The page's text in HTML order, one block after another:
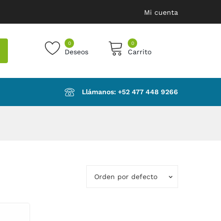
Mi cuenta
0
Deseos
0
Carrito
products in the cart.
Llámanos: ‪+52 477 448 9266‬
Orden por defecto